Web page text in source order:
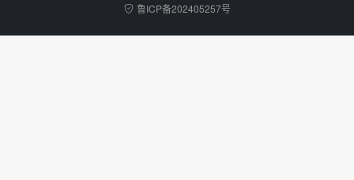
鲁ICP备202405257号